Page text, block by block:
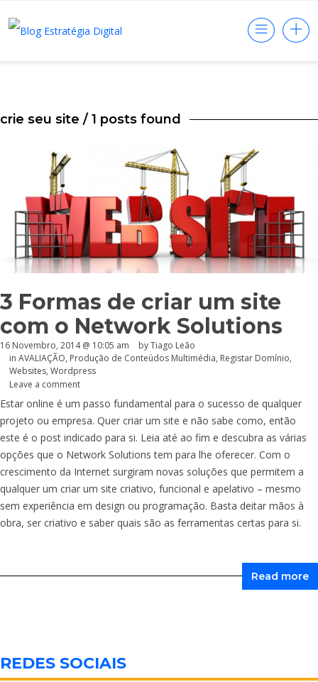
crie seu site / 1 posts found
3 Formas de criar um site
com o Network Solutions
16 Novembro, 2014 @ 10:05 am
by Tiago Leão
in AVALIAÇÃO, Produção de Conteúdos Multimédia, Registar Domínio,
Websites, Wordpress
Leave a comment
Estar online é um passo fundamental para o sucesso de qualquer
projeto ou empresa. Quer criar um site e não sabe como, então
este é o post indicado para si. Leia até ao fim e descubra as várias
opções que o Network Solutions tem para lhe oferecer. Com o
crescimento da Internet surgiram novas soluções que permitem a
qualquer um criar um site criativo, funcional e apelativo – mesmo
sem experiência em design ou programação. Basta deitar mãos à
obra, ser criativo e saber quais são as ferramentas certas para si.
Read more
REDES SOCIAIS